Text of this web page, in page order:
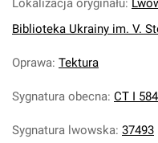
Lokalizacja oryginału:
Biblioteka Ukrainy im. V.
Oprawa: Tektura
Sygnatura obecna: CT I
Sygnatura lwowska: 37493